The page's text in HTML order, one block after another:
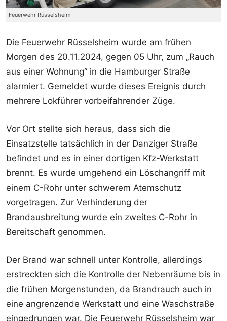
Feuerwehr Rüsselsheim
Die Feuerwehr Rüsselsheim wurde am frühen
Morgen des 20.11.2024, gegen 05 Uhr, zum „Rauch
aus einer Wohnung“ in die Hamburger Straße
alarmiert. Gemeldet wurde dieses Ereignis durch
mehrere Lokführer vorbeifahrender Züge.
Vor Ort stellte sich heraus, dass sich die
Einsatzstelle tatsächlich in der Danziger Straße
befindet und es in einer dortigen Kfz-Werkstatt
brennt. Es wurde umgehend ein Löschangriff mit
einem C-Rohr unter schwerem Atemschutz
vorgetragen. Zur Verhinderung der
Brandausbreitung wurde ein zweites C-Rohr in
Bereitschaft genommen.
Der Brand war schnell unter Kontrolle, allerdings
erstreckten sich die Kontrolle der Nebenräume bis in
die frühen Morgenstunden, da Brandrauch auch in
eine angrenzende Werkstatt und eine Waschstraße
eingedrungen war. Die Feuerwehr Rüsselsheim war